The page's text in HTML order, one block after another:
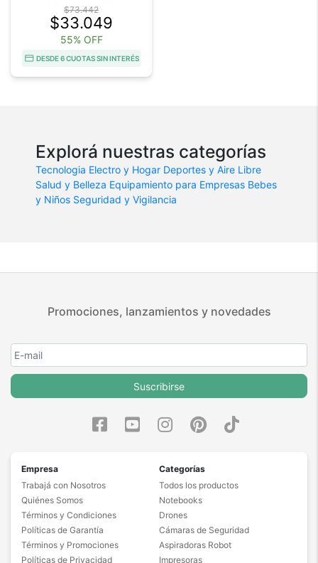
$73.442
$33.049
55% OFF
DESDE 6 CUOTAS SIN INTERÉS
Explorá nuestras categorías
Tecnologia Electro y Hogar Deportes y Aire Libre
Salud y Belleza Equipamiento para Empresas Bebes
y Niños Seguridad y Vigilancia
Promociones, lanzamientos y novedades
Suscribirse
Empresa
Trabajá con Nosotros
Quiénes Somos
Términos y Condiciones
Políticas de Garantía
Términos y Promociones
Políticas de Privacidad
Categorías
Todos los productos
Notebooks
Drones
Cámaras de Seguridad
Aspiradoras Robot
Impresoras